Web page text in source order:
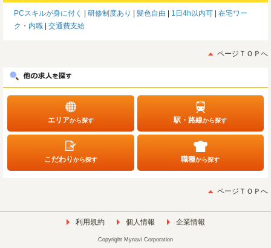
PCスキルが身に付く 研修制度あり 髪色自由 1日4h以内可
在宅ワー
ク・内職
交通費支給
ページＴＯＰへ
エリアから探す 駅・路線から探す
こだわりから探す 職種から探す
ページＴＯＰへ
利用規約 個人情報 企業情報
Copyright Mynavi Corporation